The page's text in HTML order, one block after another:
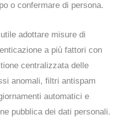
o confermare di persona.
adottare misure di
a più fattori con
centralizzata delle
anomali, filtri antispam
automatici e
pubblica dei dati personali.